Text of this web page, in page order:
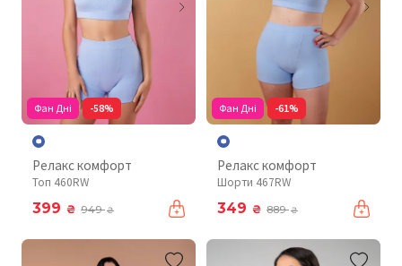
Фан Дні -58%
Релакс комфорт
Топ 460RW
399 ₴ 949₴
Фан Дні -61%
Релакс комфорт
Шорти 467RW
349 ₴ 889₴